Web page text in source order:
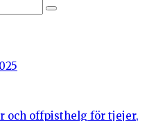
och offpisthelg för tjejer,